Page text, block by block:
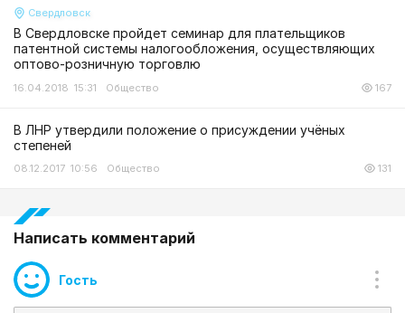
Свердловск
В Свердловске пройдет семинар для плательщиков
патентной системы налогообложения, осуществляющих
оптово-розничную торговлю
16.04.2018 15:31 Общество 167
В ЛНР утвердили положение о присуждении учёных
степеней
08.12.2017 10:56 Общество 131
Написать комментарий
Гость